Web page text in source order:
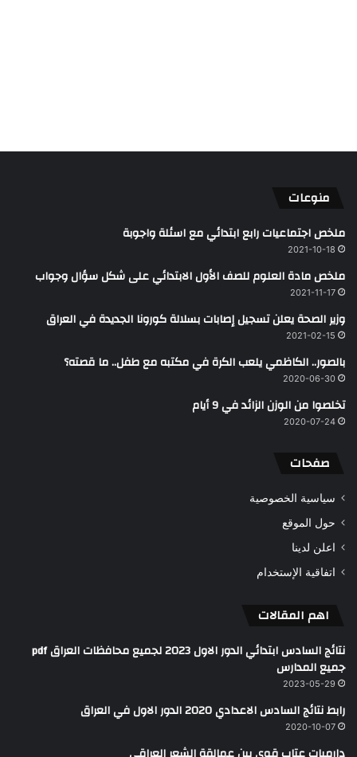
منوعات
ملخص اجتماعيات رابع ابتدائي مع اسئلة واجوبة
2021-10-18
ملخص مادة العلوم للصف الأول الابتدائي على شكل سؤال وجواب
2021-11-17
وزير الصحة يعلن تسجيل إصابات بسلالة كورونا الجديدة في العراق
2021-02-15
بالصور.. الكاظمي يلعب الكرة في مكتبه مع طفل.. ما قصته؟
2020-06-30
تخلصوا من الوزن الزائد في 9 أيام
2020-07-24
صفحات
سياسية الخصوصية
حول الموقع
اعلن لدينا
اتفاقية الإستخدام
اهم المقالات
نتائج السادس ابتدائي الدور الاول 2023 لجميع محافظات العراق pdf
جميع المدارس
2023-05-29
رابط نتائج السادس الاعدادي 2020 الدور الاول في العراق
2020-10-07